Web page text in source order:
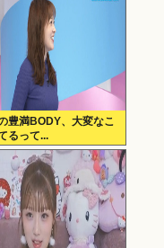
豊満BODY、大変なこ
るって...